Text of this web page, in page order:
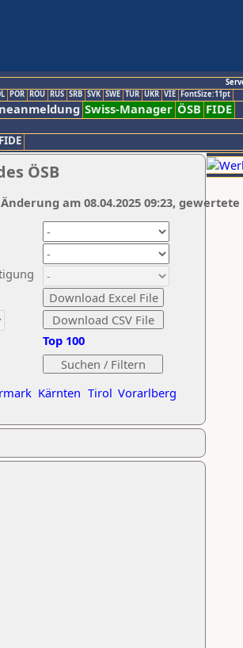
POR ROU RUS SRB SVK SWE TUR UKR VIE FontSize:11pt
Swiss-Manager ÖSB FIDE
ÖSB
Kärnten Tirol Vorarlberg
Top 100
am 08.04.2025 09:23,